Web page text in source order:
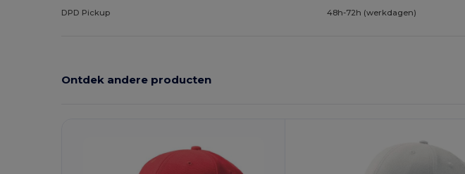
DPD Pickup 48h-72h (werkdagen)
Ontdek andere producten